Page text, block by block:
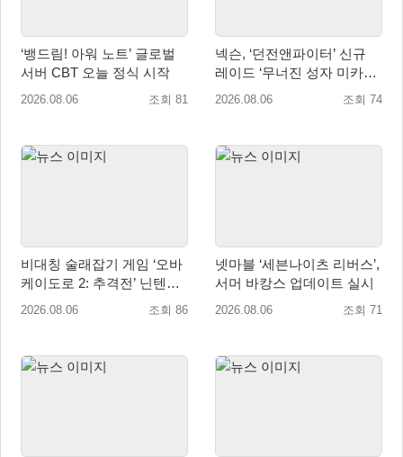
‘뱅드림! 아워 노트’ 글로벌
서버 CBT 오늘 정식 시작
2026.08.06 조회 81
넥슨, ‘던전앤파이터’ 신규
레이드 ‘무너진 성자 미카엘
라’ 업데이트!
2026.08.06 조회 74
비대칭 술래잡기 게임 ‘오바
케이도로 2: 추격전’ 닌텐도
eShop 출시
2026.08.06 조회 86
넷마블 ‘세븐나이츠 리버스’,
서머 바캉스 업데이트 실시
2026.08.06 조회 71